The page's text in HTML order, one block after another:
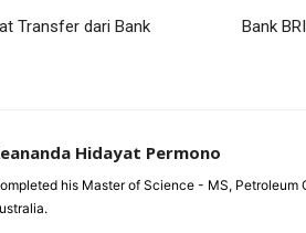
Transfer dari Bank
Bank
Hidayat Permono
his Master of Science - MS, Petroleum